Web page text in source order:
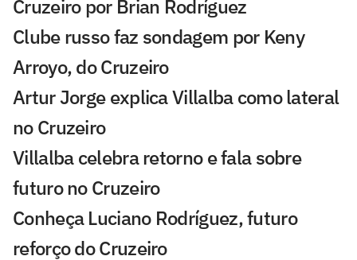
Cruzeiro por Brian Rodríguez
Clube russo faz sondagem por Keny
Arroyo, do Cruzeiro
Artur Jorge explica Villalba como lateral
no Cruzeiro
Villalba celebra retorno e fala sobre
futuro no Cruzeiro
Conheça Luciano Rodríguez, futuro
reforço do Cruzeiro